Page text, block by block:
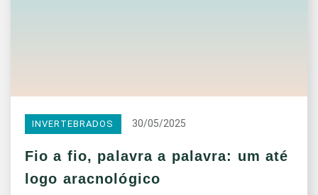
INVERTEBRADOS 30/05/2025
Fio a fio, palavra a palavra: um até
logo aracnológico